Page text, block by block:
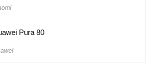
Pura 80